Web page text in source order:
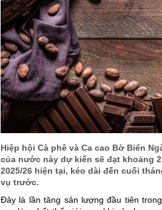
Hiệp hội Cà phê và Ca cao Bờ Biển
của nước này dự kiến sẽ đạt khoảng
2025/26 hiện tại, kéo dài đến cuối
vụ trước.
Đây là lần tăng sản lượng đầu tiên